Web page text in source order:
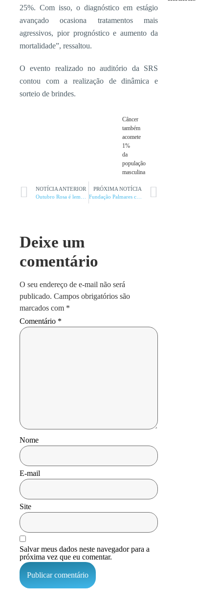
25%. Com isso, o diagnóstico em estágio
avançado ocasiona tratamentos mais
agressivos, pior prognóstico e aumento da
mortalidade”, ressaltou.
O evento realizado no auditório da SRS
contou com a realização de dinâmica e
sorteio de brindes.
Câncer
também
acomete
1%
da
população
masculina
NOTÍCIA ANTERIOR
PRÓXIMA NOTÍCIA
Deixe um
comentário
O seu endereço de e-mail não será
publicado. Campos obrigatórios são
marcados com *
Comentário *
Nome
E-mail
Site
Salvar meus dados neste navegador para a
próxima vez que eu comentar.